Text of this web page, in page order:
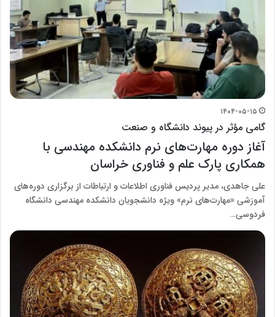
۱۴۰۴-۰۵-۱۵
گامی مؤثر در پیوند دانشگاه و صنعت
آغاز دوره مهارت‌های نرم دانشکده مهندسی با
همکاری پارک علم و فناوری خراسان
علی جاهدی، مدیر پردیس فناوری اطلاعات و ارتباطات از برگزاری دوره‌های
آموزشی «مهارت‌های نرم» ویژه دانشجویان دانشکده مهندسی دانشگاه
فردوسی…